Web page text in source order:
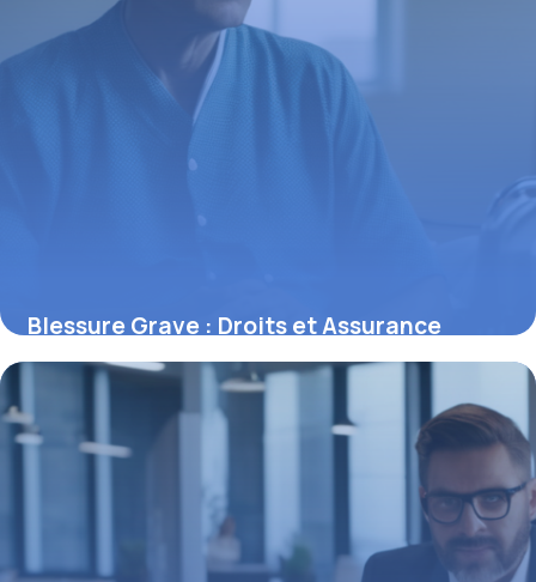
Blessure Grave : Droits et Assurance
9 mai 2026